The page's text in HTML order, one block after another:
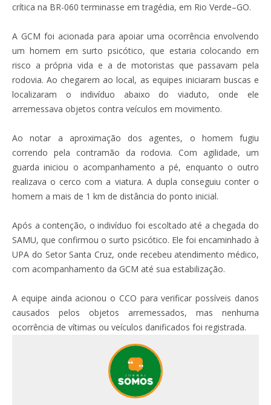
crítica na BR-060 terminasse em tragédia, em Rio Verde–GO.
A GCM foi acionada para apoiar uma ocorrência envolvendo
um homem em surto psicótico, que estaria colocando em
risco a própria vida e a de motoristas que passavam pela
rodovia. Ao chegarem ao local, as equipes iniciaram buscas e
localizaram o indivíduo abaixo do viaduto, onde ele
arremessava objetos contra veículos em movimento.
Ao notar a aproximação dos agentes, o homem fugiu
correndo pela contramão da rodovia. Com agilidade, um
guarda iniciou o acompanhamento a pé, enquanto o outro
realizava o cerco com a viatura. A dupla conseguiu conter o
homem a mais de 1 km de distância do ponto inicial.
Após a contenção, o indivíduo foi escoltado até a chegada do
SAMU, que confirmou o surto psicótico. Ele foi encaminhado à
UPA do Setor Santa Cruz, onde recebeu atendimento médico,
com acompanhamento da GCM até sua estabilização.
A equipe ainda acionou o CCO para verificar possíveis danos
causados pelos objetos arremessados, mas nenhuma
ocorrência de vítimas ou veículos danificados foi registrada.